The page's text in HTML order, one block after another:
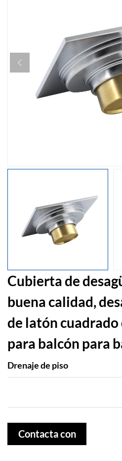
Cubierta de
buena calidad,
de latón cuadrado
para balcón para
Drenaje de piso
Contacta con